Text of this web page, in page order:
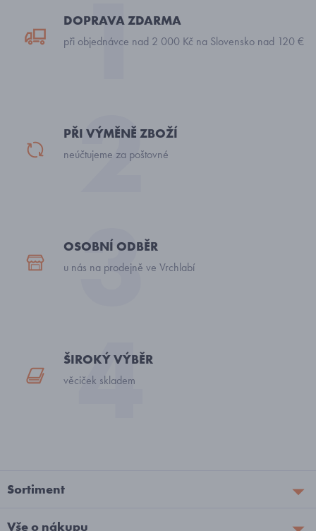
DOPRAVA ZDARMA
při objednávce nad 2 000 Kč na Slovensko nad 120 €
PŘI VÝMĚNĚ ZBOŽÍ
neúčtujeme za poštovné
OSOBNÍ ODBĚR
u nás na prodejně ve Vrchlabí
ŠIROKÝ VÝBĚR
věciček skladem
Sortiment
Vše o nákupu